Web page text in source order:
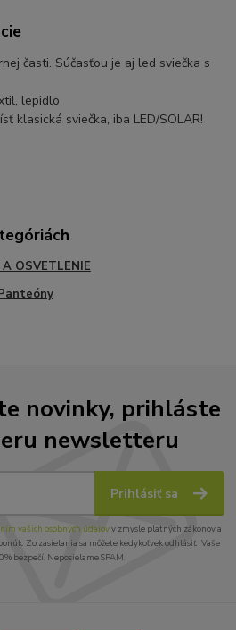
časti. Súčasťou je aj led sviečka s
lepidlo
klasická sviečka, iba LED/SOLAR!
OSVETLENIE
novinky, prihláste
newsletteru
Prihlásiť sa
vašich osobných údajovv zmysle platných zákonov a
Zo zasielania sa môžete kedykoľvek odhlásiť. Vaše
bezpečí. Neposielame SPAM.